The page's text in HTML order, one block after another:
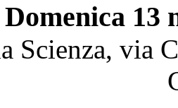
Domenica 13
Scienza, via